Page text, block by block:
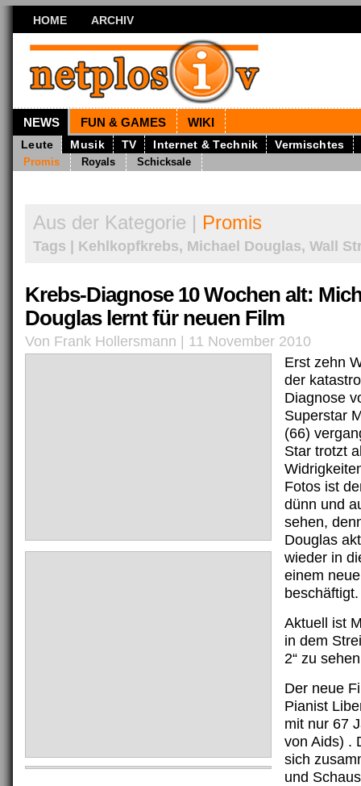
HOME ARCHIV
NEWS FUN & GAMES WIKI
Leute Musik TV Internet & Technik Vermischtes
Promis Royals Schicksale
Aus der Kategorie | Promis
Tags | Kehlkopfkrebs, Michael Douglas, Wall
Krebs-Diagnose 10 Wochen alt:
Douglas lernt für neuen Film
Von Frank Hollersmann | 11 November 2010
Erst zehn
der
Diagnose
Superstar
(66)
Star trotzt
Fotos ist
dünn und
sehen,
Douglas
wieder in
einem
beschäftigt.
Aktuell ist
in dem
2“ zu
Der neue
Pianist
mit nur 67
von Aids) .
sich
und